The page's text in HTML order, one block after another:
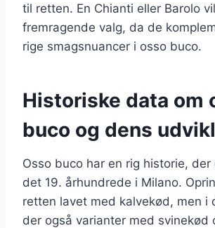
til retten. En Chianti eller Barolo
fremragende valg, da de
rige smagsnuancer i osso buco.
Historiske data om
buco og dens
Osso buco har en rig historie,
det 19. århundrede i Milano.
retten lavet med kalvekød, men i
der også varianter med svinekød